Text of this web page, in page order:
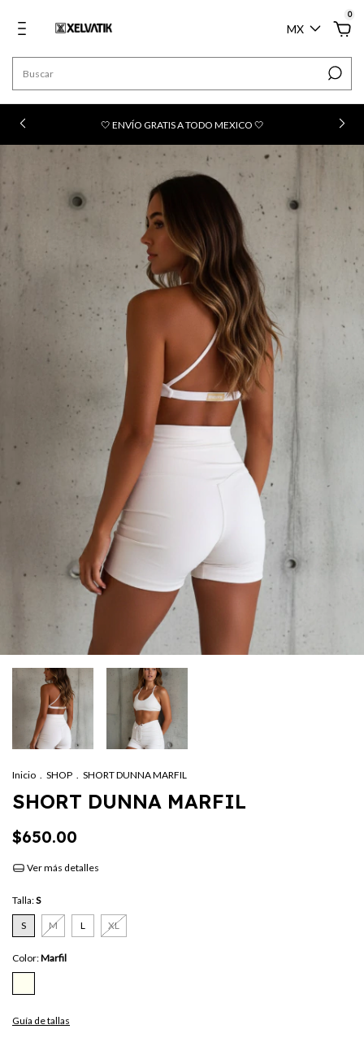
MX
0
🤍 ENVÍO GRATIS A TODO MEXICO 🤍
Inicio . SHOP . SHORT DUNNA MARFIL
SHORT DUNNA MARFIL
$650.00
Ver más detalles
Talla:S
S M L XL
Color:Marfil
Guía de tallas